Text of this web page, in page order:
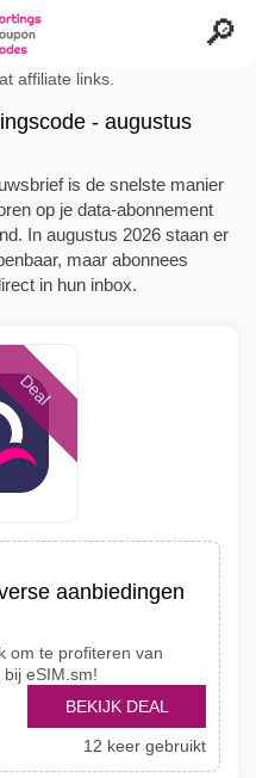
affiliate links.
- augustus
is de snelste manier
op je data-abonnement
In augustus 2026 staan er
maar abonnees
in hun inbox.
Deal
aanbiedingen
om te profiteren van
eSIM.sm!
BEKIJK DEAL
12 keer gebruikt